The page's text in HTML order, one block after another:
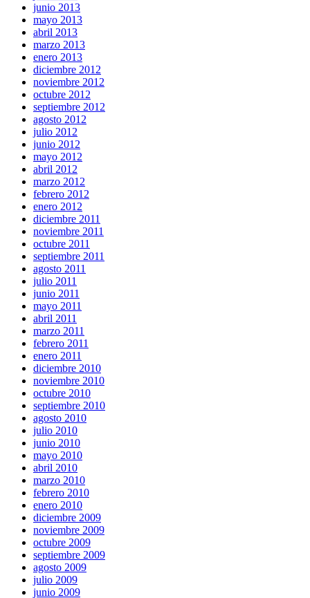
junio 2013
mayo 2013
abril 2013
marzo 2013
enero 2013
diciembre 2012
noviembre 2012
octubre 2012
septiembre 2012
agosto 2012
julio 2012
junio 2012
mayo 2012
abril 2012
marzo 2012
febrero 2012
enero 2012
diciembre 2011
noviembre 2011
octubre 2011
septiembre 2011
agosto 2011
julio 2011
junio 2011
mayo 2011
abril 2011
marzo 2011
febrero 2011
enero 2011
diciembre 2010
noviembre 2010
octubre 2010
septiembre 2010
agosto 2010
julio 2010
junio 2010
mayo 2010
abril 2010
marzo 2010
febrero 2010
enero 2010
diciembre 2009
noviembre 2009
octubre 2009
septiembre 2009
agosto 2009
julio 2009
junio 2009